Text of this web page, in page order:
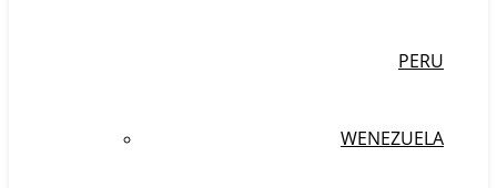
PERU
WENEZUELA